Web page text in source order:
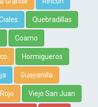
Quebradillas
Coamo
Hormigueros
Guayanilla
Viejo San Juan